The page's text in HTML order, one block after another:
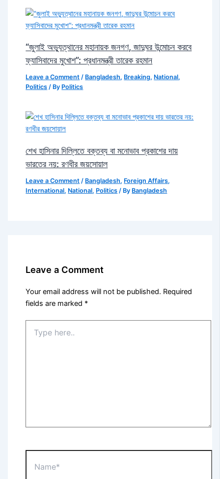
“জুলাই অভ্যুত্থানের মহানায়ক জনগণ, জাদুঘর উন্মোচন করবে
ফ্যাসিবাদের মুখোশ”: প্রধানমন্ত্রী তারেক রহমান
Leave a Comment / Bangladesh, Breaking, National,
Politics / By Politics
শেখ হাসিনার দিল্লিতে বক্তব্য বা মনোভাব প্রকাশের দায়
ভারতের নয়: রণধীর জয়সোয়াল
Leave a Comment / Bangladesh, Foreign Affairs,
International, National, Politics / By Bangladesh
Leave a Comment
Your email address will not be published. Required
fields are marked *
here..